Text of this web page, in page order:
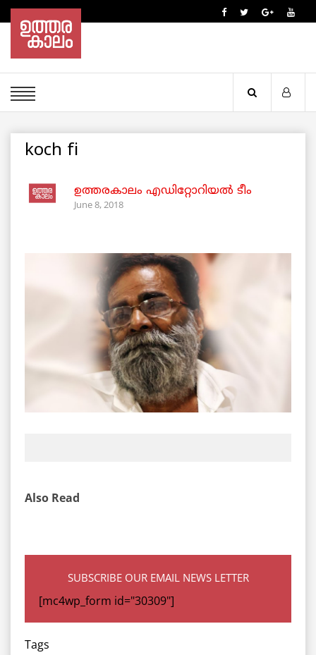
koch fi
ഉത്തരകാലം എഡിറ്റോറിയല്‍ ടീം
June 8, 2018
Also Read
SUBSCRIBE OUR EMAIL NEWS LETTER
[mc4wp_form id="30309"]
Tags